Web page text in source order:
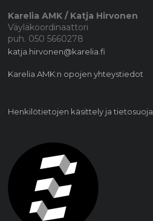
Karelia AMK / Katja Hirvonen
Väyläkoordinaattori
puh. 050 5660278
katja.hirvonen@karelia.fi
Karelia AMK:n opojen yhteystiedot
Henkilötietojen käsittely ja tietosuoja